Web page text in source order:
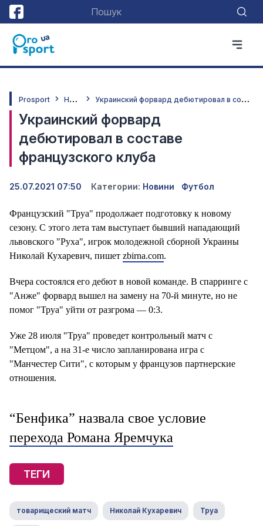
Prosport Н
овини У
краинский форвард дебютировал в составе французского клуба
Украинский форвард
дебютировал в составе
французского клуба
25.07.2021 07:50 Категории: Новини Футбол
Французский "Труа" продолжает подготовку к новому
сезону. С этого лета там выступает бывший нападающий
львовского "Руха", игрок молодежной сборной Украины
Николай Кухаревич, пишет zbirna.com.
Вчера состоялся его дебют в новой команде. В спарринге с
"Анже" форвард вышел на замену на 70-й минуте, но не
помог "Труа" уйти от разгрома — 0:3.
Уже 28 июля "Труа" проведет контрольный матч с
"Метцом", а на 31-е число запланирована игра с
"Манчестер Сити", с которым у французов партнерские
отношения.
“Бенфика” назвала свое условие
перехода Романа Яремчука
ТЕГИ
товарищеский матч Николай Кухаревич Труа